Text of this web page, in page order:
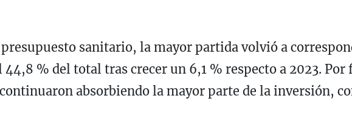
sanitario, la mayor partida volvió a
% del total tras crecer un 6,1 % respecto a 2023.
absorbiendo la mayor parte de la inversión,